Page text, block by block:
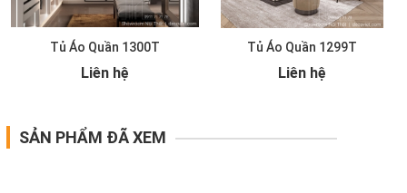
Tủ Áo Quần 1300T
Liên hệ
Tủ Áo Quần 1299T
Liên hệ
SẢN PHẨM ĐÃ XEM